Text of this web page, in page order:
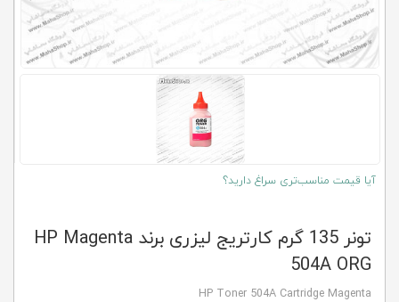
آیا قیمت مناسب‌تری سراغ دارید؟
تونر 135 گرم کارتریج لیزری برند HP Magenta
504A ORG
HP Toner 504A Cartridge Magenta